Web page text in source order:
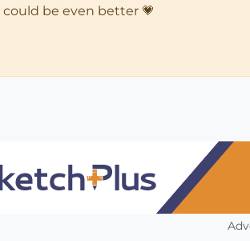
be even better 💗